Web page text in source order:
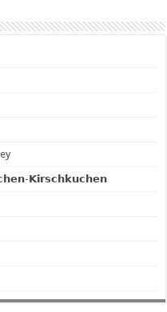
𝗞𝗶𝗿𝘀𝗰𝗵𝗸𝘂𝗰𝗵𝗲𝗻